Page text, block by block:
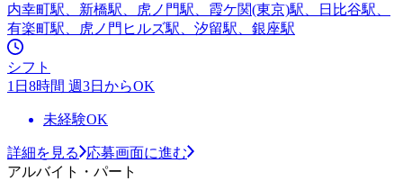
内幸町駅、新橋駅、虎ノ門駅、霞ケ関(東京)駅、日比谷駅、
有楽町駅、虎ノ門ヒルズ駅、汐留駅、銀座駅
シフト
1日8時間 週3日からOK
未経験OK
詳細を見る
応募画面に進む
アルバイト・パート